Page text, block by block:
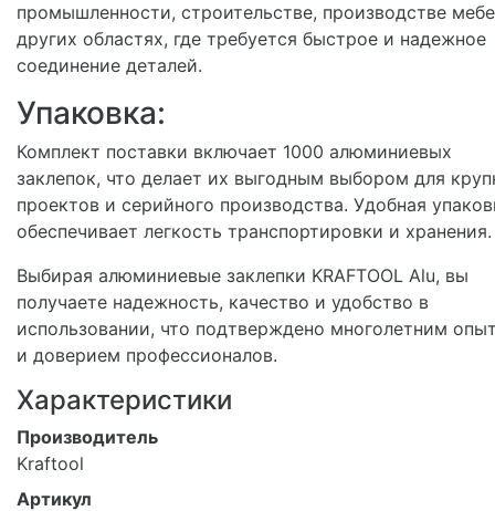
промышленности, строительстве, производстве
других областях, где требуется быстрое и надежное
соединение деталей.
Упаковка:
Комплект поставки включает 1000 алюминиевых
заклепок, что делает их выгодным выбором для
проектов и серийного производства. Удобная
обеспечивает легкость транспортировки и хранения.
Выбирая алюминиевые заклепки KRAFTOOL Alu, вы
получаете надежность, качество и удобство в
использовании, что подтверждено многолетним
и доверием профессионалов.
Характеристики
Производитель
Kraftool
Артикул